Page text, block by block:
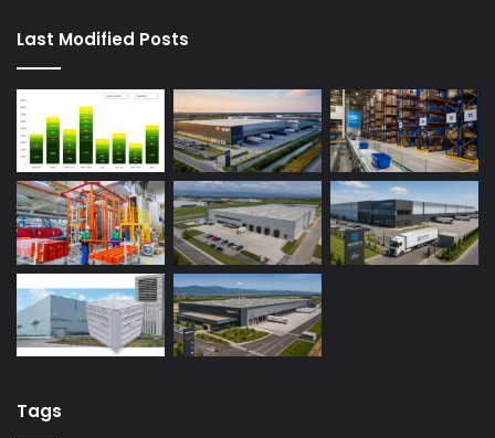
Last Modified Posts
Tags